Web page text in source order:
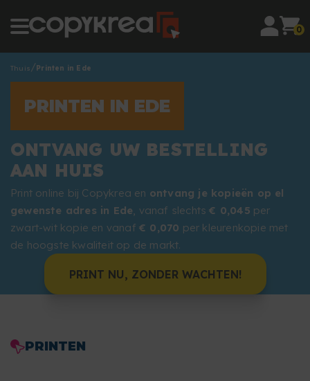
0
Thuis Printen in Ede
PRINTEN IN EDE
ONTVANG UW BESTELLING
AAN HUIS
Print online bij Copykrea en ontvang je kopieën op el
gewenste adres in Ede, vanaf slechts€ 0,045 per
zwart-wit kopie en vanaf € 0,070 per kleurenkopie met
de hoogste kwaliteit op de markt.
PRINT NU, ZONDER WACHTEN!
PRINTEN